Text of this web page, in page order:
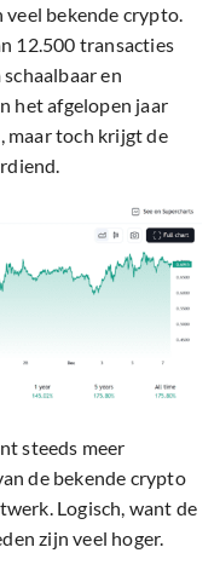
bekende crypto.
12.500 transacties
en
het afgelopen jaar
maar toch krijgt de
steeds meer
de bekende crypto
Logisch, want de
zijn veel hoger.